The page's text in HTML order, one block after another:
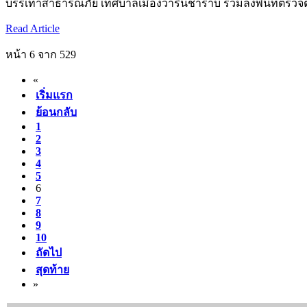
บรรเทาสาธารณภัย เทศบาลเมืองวารินชำราบ ร่วมลงพื้นที่ตร
Read Article
หน้า 6 จาก 529
«
เริ่มแรก
ย้อนกลับ
1
2
3
4
5
6
7
8
9
10
ถัดไป
สุดท้าย
»